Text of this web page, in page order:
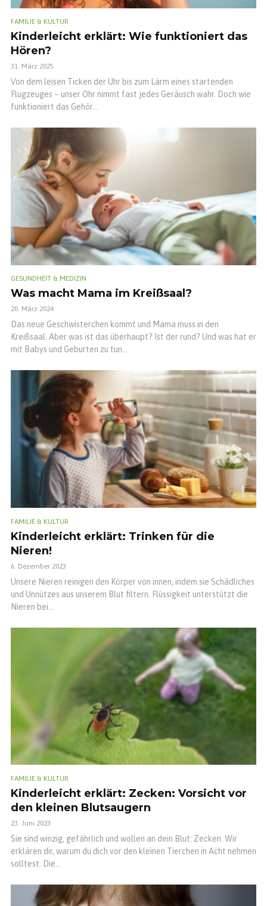
FAMILIE & KULTUR
Kinderleicht erklärt: Wie funktioniert das
Hören?
31. März 2025
Von dem leisen Ticken der Uhr bis zum Lärm eines startenden
Flugzeuges – unser Ohr nimmt fast jedes Geräusch wahr. Doch wie
funktioniert das Gehör...
GESUNDHEIT & MEDIZIN
Was macht Mama im Kreißsaal?
20. März 2024
Das neue Geschwisterchen kommt und Mama muss in den
Kreißsaal. Aber was ist das überhaupt? Ist der rund? Und was hat er
mit Babys und Geburten zu tun...
FAMILIE & KULTUR
Kinderleicht erklärt: Trinken für die
Nieren!
6. Dezember 2023
Unsere Nieren reinigen den Körper von innen, indem sie Schädliches
und Unnützes aus unserem Blut filtern. Flüssigkeit unterstützt die
Nieren bei...
FAMILIE & KULTUR
Kinderleicht erklärt: Zecken: Vorsicht vor
den kleinen Blutsaugern
23. Juni 2023
Sie sind winzig, gefährlich und wollen an dein Blut: Zecken. Wir
erklären dir, warum du dich vor den kleinen Tierchen in Acht nehmen
solltest. Die...